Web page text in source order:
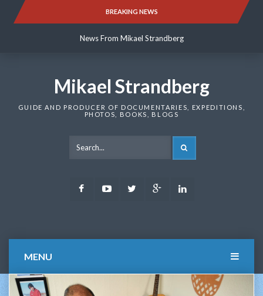
BREAKING NEWS
News From Mikael Strandberg
News From Mikael Strandberg
Mikael Strandberg
GUIDE AND PRODUCER OF DOCUMENTARIES, EXPEDITIONS,
PHOTOS, BOOKS, BLOGS
FacebookYoutubeTwitter Google
MENU